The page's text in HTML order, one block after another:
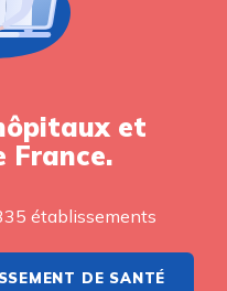
et
France.
établissements
DE SANTÉ